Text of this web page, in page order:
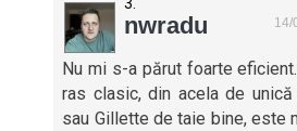
nwradu 14/
Nu mi s-a părut foarte
ras clasic, din acela de
sau Gillette de taie bine, este